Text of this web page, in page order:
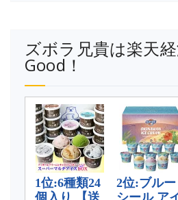
ズボラ兄貴は楽天
Good！